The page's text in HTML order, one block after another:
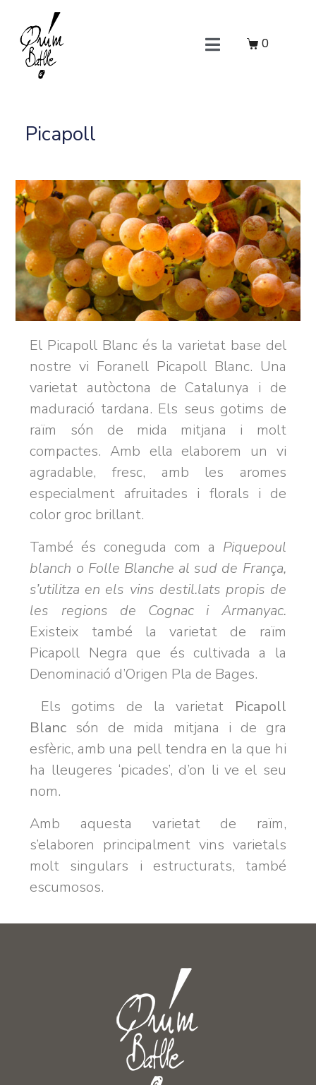
0
Picapoll
El Picapoll Blanc és la varietat base del
nostre vi Foranell Picapoll Blanc. Una
varietat autòctona de Catalunya i de
maduració tardana. Els seus gotims de
raïm són de mida mitjana i molt
compactes. Amb ella elaborem un vi
agradable, fresc, amb les aromes
especialment afruitades i florals i de
color groc brillant.
També és coneguda com a Piquepoul
blanch o Folle Blanche al sud de França,
s’utilitza en els vins destil.lats propis de
les regions de Cognac i Armanyac.
Existeix també la varietat de raïm
Picapoll Negra que és cultivada a la
Denominació d’Origen Pla de Bages.
Els gotims de la varietat Picapoll
Blanc són de mida mitjana i de gra
esfèric, amb una pell tendra en la que hi
ha lleugeres ‘picades’, d’on li ve el seu
nom.
Amb aquesta varietat de raïm,
s’elaboren principalment vins varietals
molt singulars i estructurats, també
escumosos.